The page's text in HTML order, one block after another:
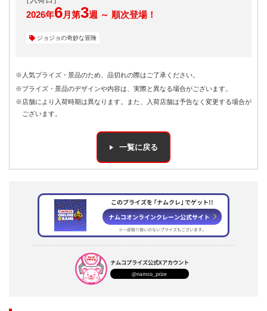
2026年6月第3週 ～ 順次登場！
ジョジョの奇妙な冒険
※人気プライズ・景品のため、品切れの際はご了承ください。
※プライズ・景品のデザインや内容は、実際と異なる場合がございます。
※店舗により入荷時期は異なります。また、入荷店舗は予告なく変更する場合が
ございます。
一覧に戻る
このプライズを ｢ナムクレ｣ でゲット!!
ナムコオンラインクレーン公式サイト
※一部取り扱いのないプライズもございます。
ナムコプライズ公式Xアカウント
@namco_prize